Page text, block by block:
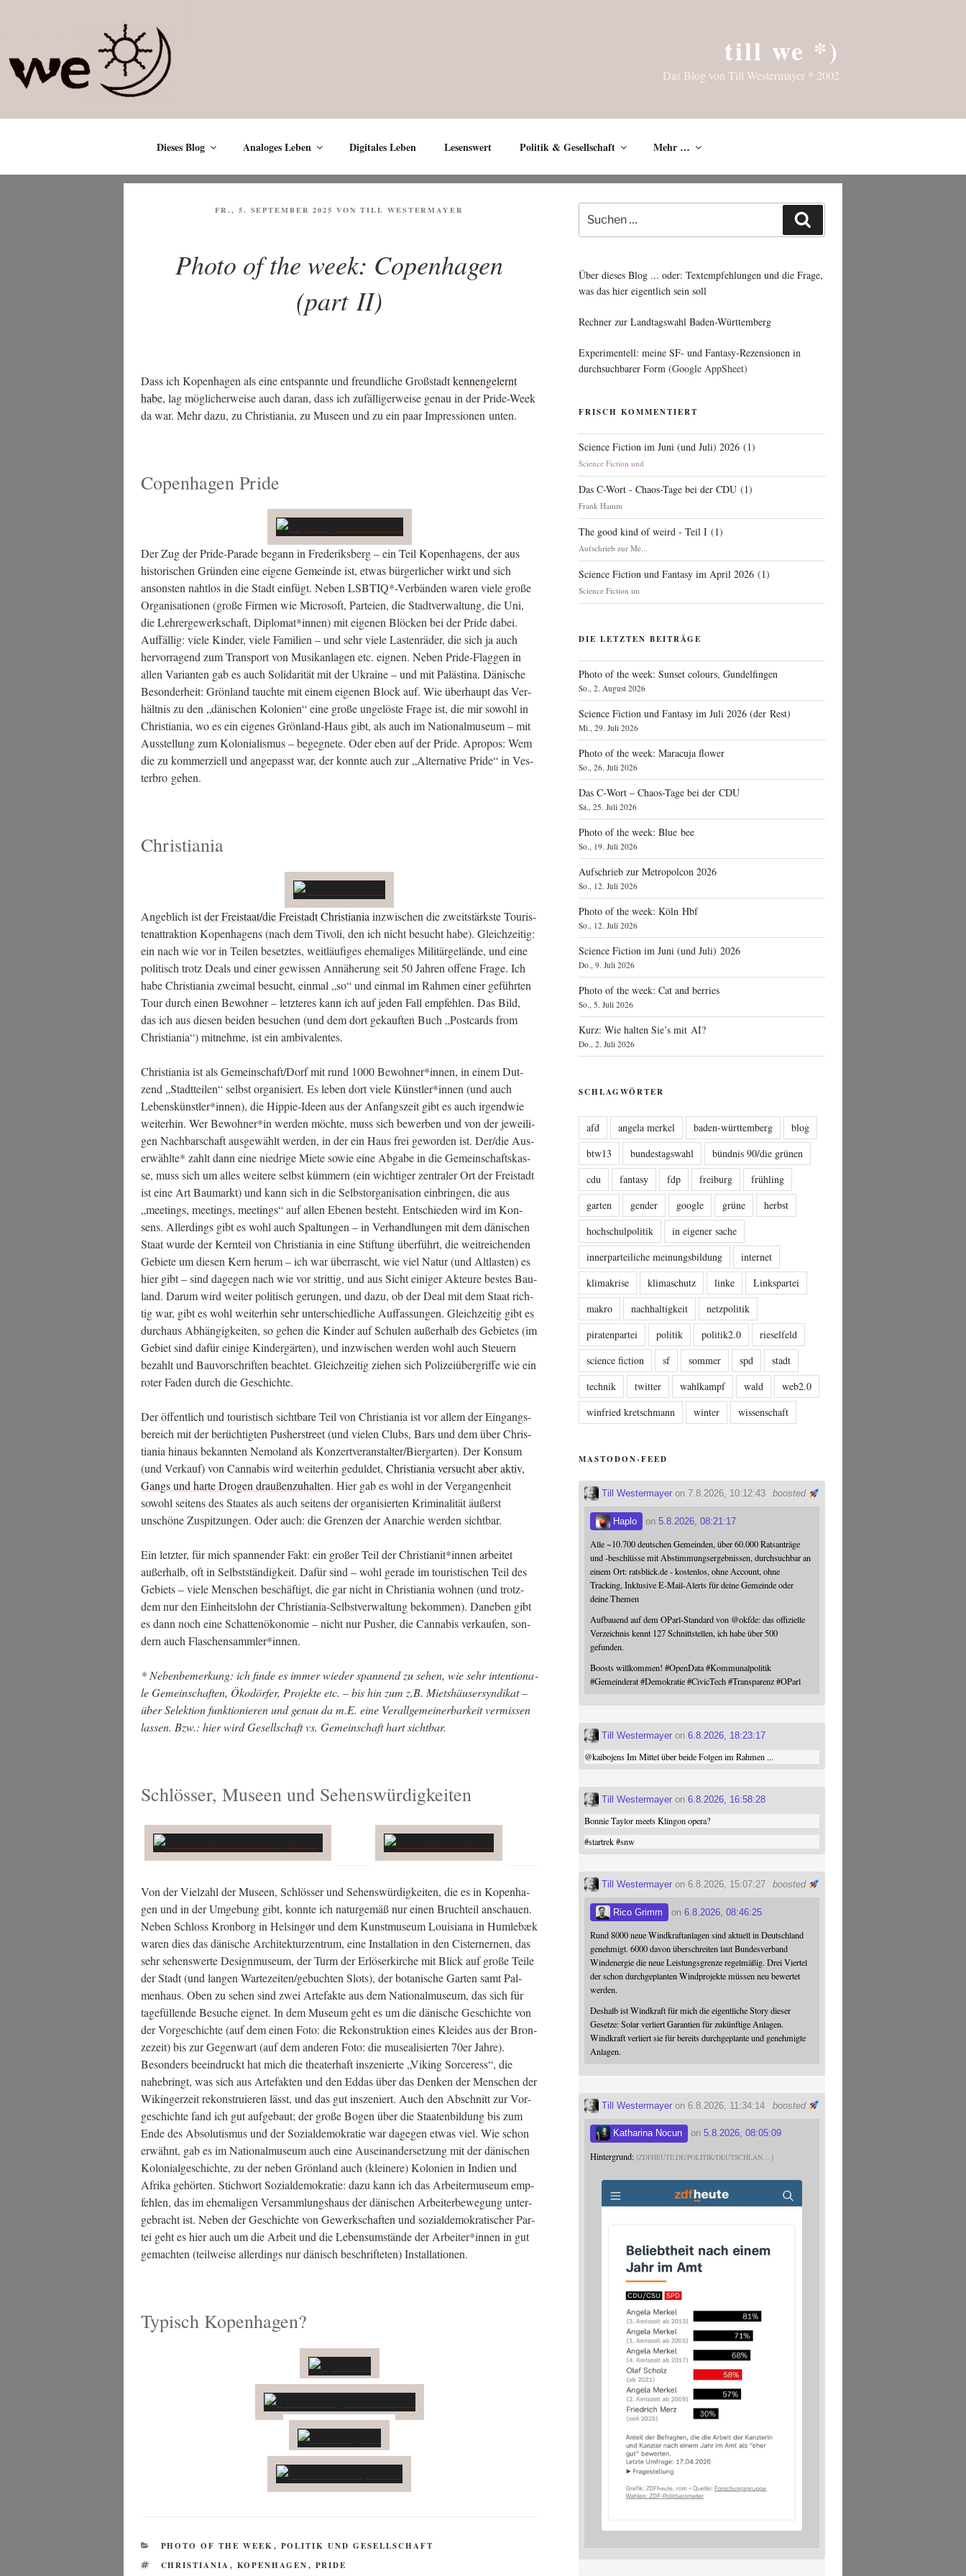
till we *)
Das Blog von Till Westermayer * 2002
Dieses Blog Analoges Leben Digitales Leben Lesenswert Politik & Gesellschaft Mehr …
VERÖFFENTLICHT
FR., 5. SEPTEMBER 2025 VONTILL WESTERMAYER
Photo of the week: Copenhagen
(part II)
Dass ich Kopen­ha­gen als eine ent­spann­te und freund­li­che Groß­stadtken­nen­ge­lernt
habe, lag mög­li­cher­wei­se auch dar­an, dass ich zufäl­li­ger­wei­se genau in der Pri­de-Week
da war. Mehr dazu, zu Chris­tia­nia, zu Muse­en und zu ein paar Impres­sio­nen unten.
Copenhagen Pride
Der Zug der Pri­de-Para­de begann in Fre­de­riks­berg – ein Teil Kopen­ha­gens, der aus
his­to­ri­schen Grün­den eine eige­ne Gemein­de ist, etwas bür­ger­li­cher wirkt und sich
ansons­ten naht­los in die Stadt ein­fügt. Neben LSBTIQ*-Verbänden waren vie­le gro­ße
Orga­ni­sa­tio­nen (gro­ße Fir­men wie Micro­soft, Par­tei­en, die Stadt­ver­wal­tung, die Uni,
die Leh­rer­ge­werk­schaft, Diplomat*innen) mit eige­nen Blö­cken bei der Pri­de dabei.
Auf­fäl­lig: vie­le Kin­der, vie­le Fami­li­en – und sehr vie­le Las­ten­rä­der, die sich ja auch
her­vor­ra­gend zum Trans­port von Musik­an­la­gen etc. eig­nen. Neben Pri­de-Flag­gen in
allen Vari­an­ten gab es auch Soli­da­ri­tät mit der Ukrai­ne – und mit Paläs­ti­na. Däni­sche
Beson­der­heit: Grön­land tauch­te mit einem eige­nen Block auf. Wie über­haupt das Ver­
hält­nis zu den „däni­schen Kolo­nien“ eine gro­ße unge­lös­te Fra­ge ist, die mir sowohl in
Chris­tia­nia, wo es ein eige­nes Grön­land-Haus gibt, als auch im Natio­nal­mu­se­um – mit
Aus­stel­lung zum Kolo­nia­lis­mus – begeg­ne­te. Oder eben auf der Pri­de. Apro­pos: Wem
die zu kom­mer­zi­ell und ange­passt war, der konn­te auch zur „Alter­na­ti­ve Pri­de“ in Ves­
ter­bro gehen.
Christiania
Angeb­lich istder Freistaat/die Frei­stadt Chris­tia­nia inzwi­schen die zweit­stärks­te Tou­ris­
ten­at­trak­ti­on Kopen­ha­gens (nach dem Tivo­li, den ich nicht besucht habe). Gleich­zei­tig:
ein nach wie vor in Tei­len besetz­tes, weit­läu­fi­ges ehe­ma­li­ges Mili­tär­ge­län­de, und eine
poli­tisch trotz Deals und einer gewis­sen Annä­he­rung seit 50 Jah­ren offe­ne Fra­ge. Ich
habe Chris­tia­nia zwei­mal besucht, ein­mal „so“ und ein­mal im Rah­men einer geführ­ten
Tour durch einen Bewoh­ner – letz­te­res kann ich auf jeden Fall emp­feh­len. Das Bild,
das ich aus die­sen bei­den besu­chen (und dem dort gekauf­ten Buch „Post­cards from
Chris­tia­nia“) mit­neh­me, ist ein ambivalentes.
Chris­tia­nia ist als Gemeinschaft/Dorf mit rund 1000 Bewohner*innen, in einem Dut­
zend „Stadt­tei­len“ selbst orga­ni­siert. Es leben dort vie­le Künstler*innen (und auch
Lebenskünstler*innen), die Hip­pie-Ideen aus der Anfangs­zeit gibt es auch irgend­wie
wei­ter­hin. Wer Bewohner*in wer­den möch­te, muss sich bewer­ben und von der jewei­li­
gen Nach­bar­schaft aus­ge­wählt wer­den, in der ein Haus frei gewor­den ist. Der/die Aus­
er­wähl­te* zahlt dann eine nied­ri­ge Mie­te sowie eine Abga­be in die Gemein­schafts­kas­
se, muss sich um alles wei­te­re selbst küm­mern (ein wich­ti­ger zen­tra­ler Ort der Frei­stadt
ist eine Art Bau­markt) und kann sich in die Selbst­or­ga­ni­sa­ti­on ein­brin­gen, die aus
„mee­tings, mee­tings, mee­tings“ auf allen Ebe­nen besteht. Ent­schie­den wird im Kon­
sens. Aller­dings gibt es wohl auch Spal­tun­gen – in Ver­hand­lun­gen mit dem däni­schen
Staat wur­de der Kern­teil von Chris­tia­nia in eine Stif­tung über­führt, die weit­rei­chen­den
Gebie­te um die­sen Kern her­um – ich war über­rascht, wie viel Natur (und Alt­las­ten) es
hier gibt – sind dage­gen nach wie vor strit­tig, und aus Sicht eini­ger Akteu­re bes­tes Bau­
land. Dar­um wird wei­ter poli­tisch gerun­gen, und dazu, ob der Deal mit dem Staat rich­
tig war, gibt es wohl wei­ter­hin sehr unter­schied­li­che Auf­fas­sun­gen. Gleich­zei­tig gibt es
durch­aus Abhän­gig­kei­ten, so gehen die Kin­der auf Schu­len außer­halb des Gebie­tes (im
Gebiet sind dafür eini­ge Kin­der­gär­ten), und inzwi­schen wer­den wohl auch Steu­ern
bezahlt und Bau­vor­schrif­ten beach­tet. Gleich­zei­tig zie­hen sich Poli­zei­über­grif­fe wie ein
roter Faden durch die Geschichte.
Der öffent­lich und tou­ris­tisch sicht­ba­re Teil von Chris­tia­nia ist vor allem der Ein­gangs­
be­reich mit der berüch­tig­ten Pusher­street (und vie­len Clubs, Bars und dem über Chris­
tia­nia hin­aus bekann­ten Nemo­land als Konzertveranstalter/Biergarten). Der Kon­sum
(und Ver­kauf) von Can­na­bis wird wei­ter­hin gedul­det, Chris­tia­nia ver­sucht aber aktiv,
Gangs und har­te Dro­gen drau­ßen­zu­hal­ten. Hier gab es wohl in der Ver­gan­gen­heit
sowohl sei­tens des Staa­tes als auch sei­tens der orga­ni­sier­ten Kri­mi­na­li­tät äußerst
unschö­ne Zuspit­zun­gen. Oder auch: die Gren­zen der Anar­chie wer­den sichtbar.
Ein letz­ter, für mich span­nen­der Fakt: ein gro­ßer Teil der Christianit*innen arbei­tet
außer­halb, oft in Selbst­stän­dig­keit. Dafür sind – wohl gera­de im tou­ris­ti­schen Teil des
Gebiets – vie­le Men­schen beschäf­tigt, die gar nicht in Chris­tia­nia woh­nen (und trotz­
dem nur den Ein­heits­lohn der Chris­tia­nia-Selbst­ver­wal­tung bekom­men). Dane­ben gibt
es dann noch eine Schat­ten­öko­no­mie – nicht nur Pusher, die Can­na­bis ver­kau­fen, son­
dern auch Flaschensammler*innen.
* Neben­be­mer­kung: ich fin­de es immer wie­der span­nend zu sehen, wie sehr inten­tio­na­
le Gemein­schaf­ten, Öko­dör­fer, Pro­jek­te etc. – bis hin zum z.B. Miets­häu­ser­syn­di­kat –
über Selek­ti­on funk­tio­nie­ren und genau da m.E. eine Ver­all­ge­mei­ner­bar­keit ver­mis­sen
las­sen. Bzw.: hier wird Gesell­schaft vs. Gemein­schaft hart sichtbar.
Schlösser, Museen und Sehenswürdigkeiten
Von der Viel­zahl der Muse­en, Schlös­ser und Sehens­wür­dig­kei­ten, die es in Kopen­ha­
gen und in der Umge­bung gibt, konn­te ich natur­ge­mäß nur einen Bruch­teil anschau­en.
Neben Schloss Kron­borg in Hel­sin­gør und dem Kunst­mu­se­um Loui­sia­na in Hum­le­bæk
waren dies das däni­sche Archi­tek­tur­zen­trum, eine Instal­la­ti­on in den Cis­ter­ner­nen, das
sehr sehens­wer­te Design­mu­se­um, der Turm der Erlö­ser­kir­che mit Blick auf gro­ße Tei­le
der Stadt (und lan­gen Wartezeiten/gebuchten Slots), der bota­ni­sche Gar­ten samt Pal­
men­haus. Oben zu sehen sind zwei Arte­fak­te aus dem Natio­nal­mu­se­um, das sich für
tage­fül­len­de Besu­che eig­net. In dem Muse­um geht es um die däni­sche Geschich­te von
der Vor­ge­schich­te (auf dem einen Foto: die Rekon­struk­ti­on eines Klei­des aus der Bron­
ze­zeit) bis zur Gegen­wart (auf dem ande­ren Foto: die musea­li­sier­ten 70er Jah­re).
Beson­ders beein­druckt hat mich die thea­ter­haft insze­nier­te „Viking Sorcer­ess“, die
nahe­bringt, was sich aus Arte­fak­ten und den Eddas über das Den­ken der Men­schen der
Wikin­ger­zeit rekon­stru­ie­ren lässt, und das gut insze­niert. Auch den Abschnitt zur Vor­
ge­schich­te fand ich gut auf­ge­baut; der gro­ße Bogen über die Staa­ten­bil­dung bis zum
Ende des Abso­lu­tis­mus und der Sozi­al­de­mo­kra­tie war dage­gen etwas viel. Wie schon
erwähnt, gab es im Natio­nal­mu­se­um auch eine Aus­ein­an­der­set­zung mit der däni­schen
Kolo­ni­al­ge­schich­te, zu der neben Grön­land auch (klei­ne­re) Kolo­nien in Indi­en und
Afri­ka gehör­ten. Stich­wort Sozi­al­de­mo­kra­tie: dazu kann ich das Arbei­ter­mu­se­um emp­
feh­len, das im ehe­ma­li­gen Ver­samm­lungs­haus der däni­schen Arbei­ter­be­we­gung unter­
ge­bracht ist. Neben der Geschich­te von Gewerk­schaf­ten und sozi­al­de­mo­kra­ti­scher Par­
tei geht es hier auch um die Arbeit und die Lebens­um­stän­de der Arbeiter*innen in gut
gemach­ten (teil­wei­se aller­dings nur dänisch beschrif­te­ten) Installationen.
Typisch Kopenhagen?
KATEGORIEN
PHOTO OF THE WEEK, POLITIK UND GESELLSCHAFT
SCHLAGWÖRTER
CHRISTIANIA, KOPENHAGEN, PRIDE
nach:
Über dieses Blog ... oder: Textempfehlungen und die Frage,
was das hier eigentlich sein soll
Rechner zur Landtagswahl Baden-Württemberg
Experimentell: meine SF- und Fantasy-Rezensionen in
durchsuchbarer Form (Google AppSheet)
FRISCH KOMMENTIERT
Science Fiction im Juni (und Juli) 2026 (1)
Science Fiction und
Das C-Wort - Chaos-Tage bei der CDU (1)
Frank Hamm
The good kind of weird - Teil I (1)
Aufschrieb zur Me...
Science Fiction und Fantasy im April 2026 (1)
Science Fiction im
DIE LETZTEN BEITRÄGE
Photo of the week: Sunset colours, Gundelfingen
So., 2. August 2026
Science Fiction und Fantasy im Juli 2026 (der Rest)
Mi., 29. Juli 2026
Photo of the week: Maracuja flower
So., 26. Juli 2026
Das C‑Wort – Chaos-Tage bei der CDU
Sa., 25. Juli 2026
Photo of the week: Blue bee
So., 19. Juli 2026
Aufschrieb zur Metropolcon 2026
So., 12. Juli 2026
Photo of the week: Köln Hbf
So., 12. Juli 2026
Science Fiction im Juni (und Juli) 2026
Do., 9. Juli 2026
Photo of the week: Cat and berries
So., 5. Juli 2026
Kurz: Wie halten Sie’s mit AI?
Do., 2. Juli 2026
SCHLAGWÖRTER
afd angela merkel baden-württemberg
blog
btw13
bundestagswahl
bündnis 90/die grünen
cdu
fantasy fdp freiburg
frühling
garten
gender google grüne
herbst
hochschulpolitik
in eigener sache
innerparteiliche meinungsbildung
internet
klimakrise
klimaschutz linke
Linkspartei
makro
nachhaltigkeit
netzpolitik
piratenpartei
politik politik2.0
rieselfeld
science fiction
sf sommer spd
stadt
technik
twitter wahlkampf wald
web2.0
winfried kretschmann
winter wissenschaft
MASTODON-FEED
boosted
Till Westermayer on 7.8.2026, 10:12:43
Haplo on5.8.2026, 08:21:17
Alle ~10.700 deutschen Gemeinden, über 60.000 Ratsanträge
und -beschlüsse mit Abstimmungsergebnissen, durchsuchbar an
einem Ort: ratsblick.de - kostenlos, ohne Account, ohne
Tracking, Inklusive E-Mail-Alerts für deine Gemeinde oder
deine Themen
Aufbauend auf dem OParl-Standard von @okfde: das offizielle
Verzeichnis kennt 127 Schnittstellen, ich habe über 500
gefunden.
Boosts willkommen!#OpenData #Kommunalpolitik
#Gemeinderat #Demokratie #CivicTech #Transparenz #OParl
Till Westermayer on6.8.2026, 18:23:17
@kaibojensIm Mittel über beide Folgen im Rahmen ...
Till Westermayer on6.8.2026, 16:58:28
Bonnie Taylor meets Klingon opera?
#startrek #snw
boosted
Till Westermayer on 6.8.2026, 15:07:27
Rico Grimm on6.8.2026, 08:46:25
Rund 8000 neue Windkraftanlagen sind aktuell in Deutschland
genehmigt. 6000 davon überschreiten laut Bundesverband
Windenergie die neue Leistungsgrenze regelmäßig. Drei Viertel
der schon durchgeplanten Windprojekte müssen neu bewertet
werden.
Deshalb ist Windkraft für mich die eigentliche Story dieser
Gesetze: Solar verliert Garantien für zukünftige Anlagen.
Windkraft verliert sie für bereits durchgeplante und genehmigte
Anlagen.
boosted
Till Westermayer on 6.8.2026, 11:34:14
Katharina Nocun on5.8.2026, 08:05:09
Hintergrund: ZDFHEUTE.DE/POLITIK/DEUTSCHLAN